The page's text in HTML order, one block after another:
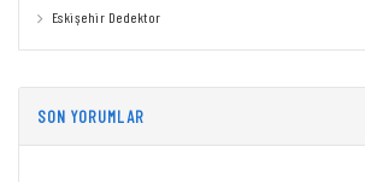
Eskişehir Dedektor
SON YORUMLAR